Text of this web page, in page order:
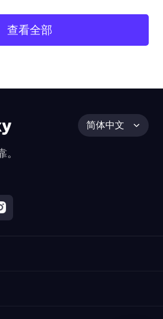
查看全部
简体中文